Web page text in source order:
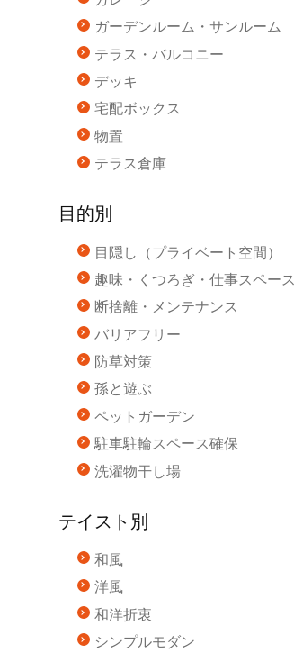
ガーデンルーム・サンルーム
テラス・バルコニー
デッキ
宅配ボックス
物置
テラス倉庫
目的別
目隠し（プライベート空間）
趣味・くつろぎ・仕事スペース
断捨離・メンテナンス
バリアフリー
防草対策
孫と遊ぶ
ペットガーデン
駐車駐輪スペース確保
洗濯物干し場
テイスト別
和風
洋風
和洋折衷
シンプルモダン